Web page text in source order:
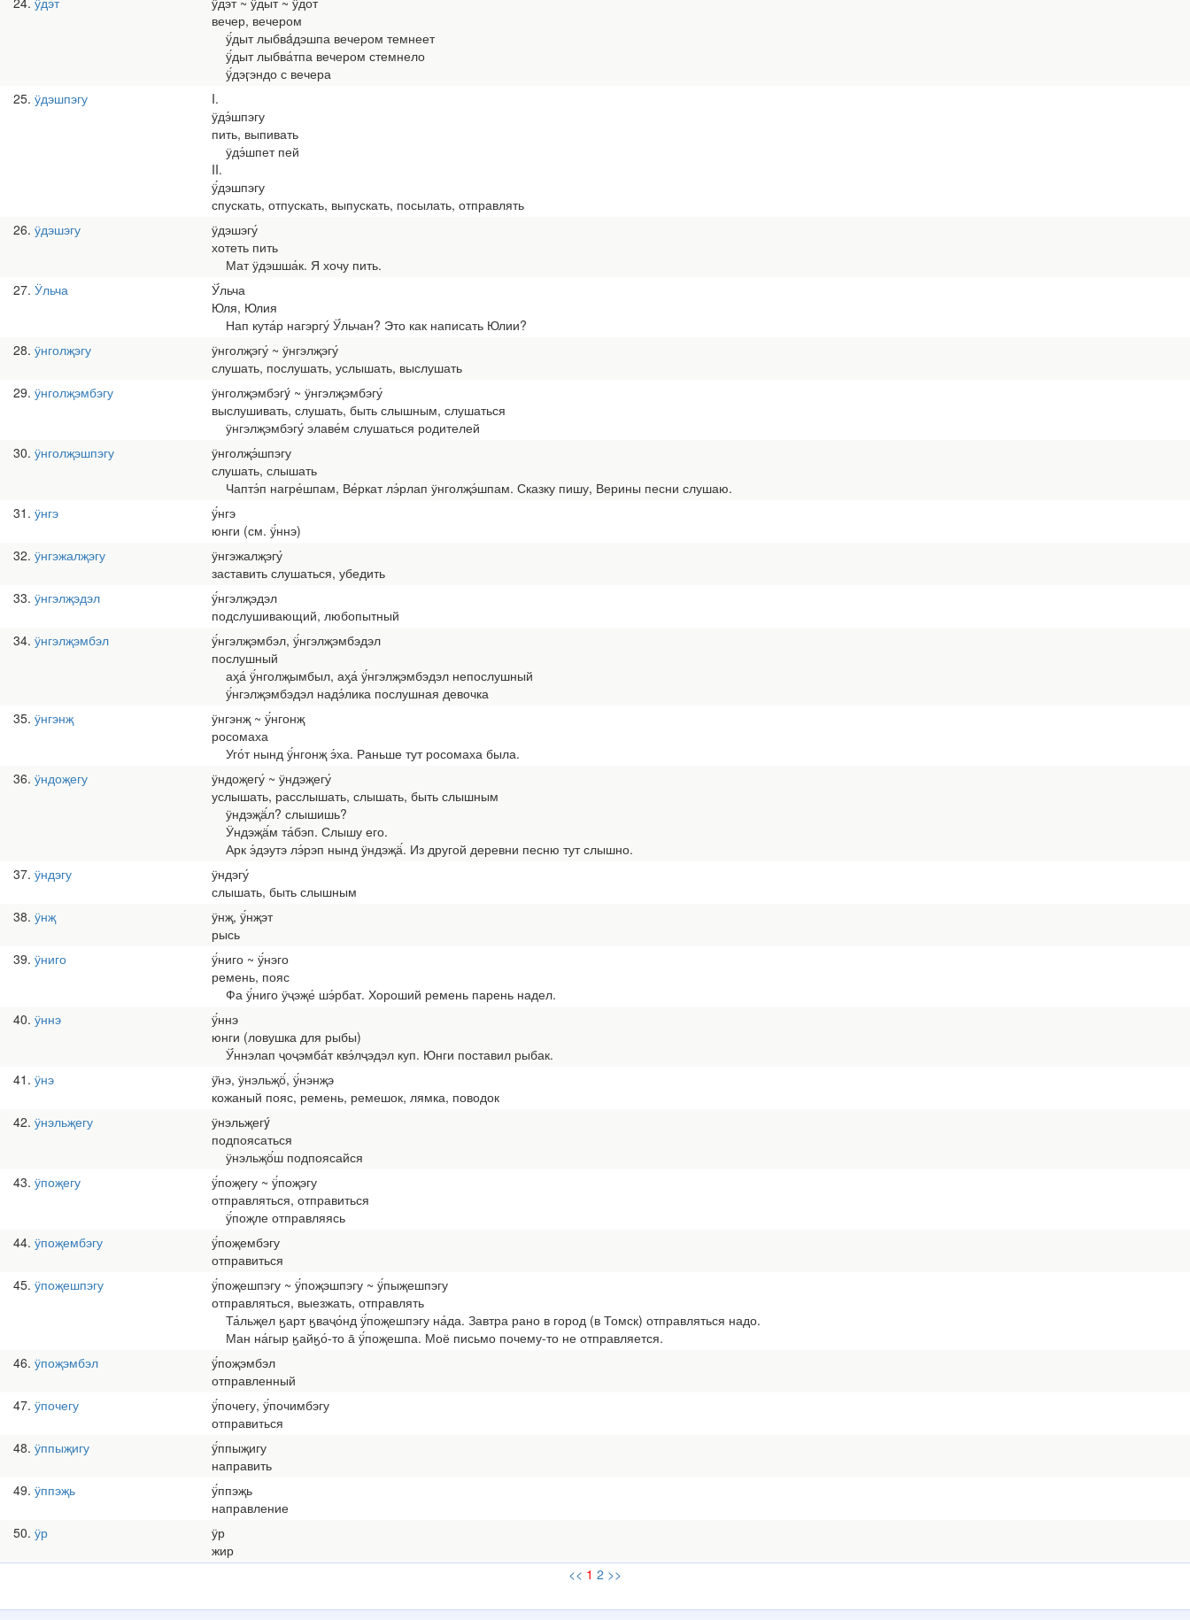
вечер, вечером
ӱ́дыт лыбвáдэшпа вечером темнеет
ӱ́дыт лыбва́тпа вечером стемнело
ӱ́дэӷэндо с вечера
25 ӱдэшпэгу
I.
ӱдэ́шпэгу
пить, выпивать
ӱдэ́шпет пей
II.
ӱ́дэшпэгу
спускать, отпускать, выпускать, посылать, отправлять
26 ӱдэшэгу
ӱдэшэгу́
хотеть пить
Мат ӱдэшша́к. Я хочу пить.
27 Ӱльча
Ӱ́льча
Юля, Юлия
Нап кута́р нагэргу́ Ӱ́льчан? Это как написать Юлии?
28 ӱнголҗэгу
ӱнголҗэгу́ ~ ӱнгэлҗэгу́
слушать, послушать, услышать, выслушать
29 ӱнголҗэмбэгу
ӱнголҗэмбэгý ~ ӱнгэлҗэмбэгу́
выслушивать, слушать, быть слышным, слушаться
ӱнгэлҗэмбэгу́ элаве́м слушаться родителей
30 ӱнголҗэшпэгу
ӱнголҗэ́шпэгу
слушать, слышать
Чаптэ́п нагре́шпам, Ве́ркат лэ́рлап ӱнголҗэ́шпам. Сказку пишу, Верины песни слушаю.
31 ӱнгэ
ӱ́нгэ
юнги (см. ӱ́ннэ)
32 ӱнгэжалҗэгу
ӱнгэжалҗэгу́
заставить слушаться, убедить
33 ӱнгэлҗэдэл
ӱ́нгэлҗэдэл
подслушивающий, любопытный
34 ӱнгэлҗэмбэл
ӱ́нгэлҗэмбэл, ӱ́нгэлҗэмбэдэл
послушный
аӽа́ ӱ́нголҗымбыл, аӽа́ ӱ́нгэлҗэмбэдэл непослушный
ӱ́нгэлҗэмбэдэл надэ́лика послушная девочка
35 ӱнгэнҗ
ӱнгэнҗ ~ ӱ́нгонҗ
росомаха
Уго́т нынд ӱ́нгонҗ э́ха. Раньше тут росомаха была.
36 ӱндоҗегу
ӱндоҗегу́ ~ ӱндэҗегу́
услышать, расслышать, слышать, быть слышным
ӱндэҗӓ́л? слышишь?
Ӱндэҗӓ́м та́бэп. Слышу его.
Арк э́дэутэ лэ́рэп нынд ӱндэҗӓ́. Из другой деревни песню тут слышно.
37 ӱндэгу
ӱндэгу́
слышать, быть слышным
38 ӱнҗ
ӱнҗ, ӱ́нҗэт
рысь
39 ӱниго
ӱ́ниго ~ ӱ́нэго
ремень, пояс
Фа ӱ́ниго ӱҷэҗе́ шэ́рбат. Хороший ремень парень надел.
40 ӱннэ
ӱ́ннэ
юнги (ловушка для рыбы)
Ӱ́ннэлап ҷоҷэмба́т квэ́лҷэдэл куп. Юнги поставил рыбак.
41 ӱнэ
ӱ̄нэ, ӱнэльҗӧ́, ӱ́нэнҗэ
кожаный пояс, ремень, ремешок, лямка, поводок
42 ӱнэльҗегу
ӱнэльҗегý
подпоясаться
ӱнэльҗӧ́ш подпоясайся
43 ӱпоҗегу
ӱ́поҗегу ~ ӱ́поҗэгу
отправляться, отправиться
ӱ́поҗле отправляясь
44 ӱпоҗембэгу
ӱ́поҗембэгу
отправиться
45 ӱпоҗешпэгу
ӱ́поҗешпэгу ~ ӱ́поҗэшпэгу ~ ӱ́пыҗешпэгу
отправляться, выезжать, отправлять
Та́льҗел ӄарт ӄваҷо́нд ӱ́поҗешпэгу на́да. Завтра рано в город (в Томск) отправляться надо.
Ман на́гыр ӄайӄо́-то а̄ ӱ́поҗешпа. Моё письмо почему-то не отправляется.
46 ӱпоҗэмбэл
ӱ́поҗэмбэл
отправленный
47 ӱпочегу
ӱ́почегу, ӱ́почимбэгу
отправиться
48 ӱппыҗигу
ӱ́ппыҗигу
направить
49 ӱппэҗь
ӱ́ппэҗь
направление
50 ӱр
ӱр
жир
<< 1 2 >>